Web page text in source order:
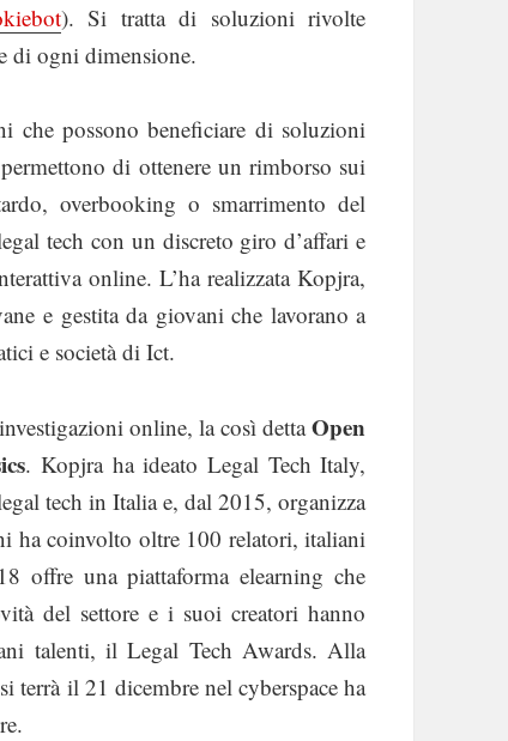
). Si tratta di soluzioni rivolte
di ogni dimensione.
che possono beneficiare di soluzioni
di ottenere un rimborso sui
overbooking o smarrimento del
tech con un discreto giro d’affari e
online. L’ha realizzata Kopjra,
e gestita da giovani che lavorano a
e società di Ict.
online, la così dettaOpen
. Kopjra ha ideato Legal Tech Italy,
tech in Italia e, dal 2015, organizza
ha coinvolto oltre 100 relatori, italiani
offre una piattaforma elearning che
del settore e i suoi creatori hanno
talenti, il Legal Tech Awards. Alla
il 21 dicembre nel cyberspace ha